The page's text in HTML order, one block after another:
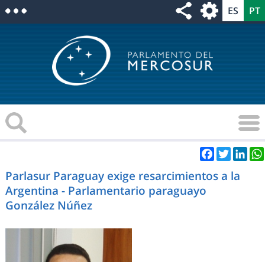
Facebook
Twitter
Parlasur Paraguay exige resarcimientos a la
Argentina - Parlamentario paraguayo
González Núñez